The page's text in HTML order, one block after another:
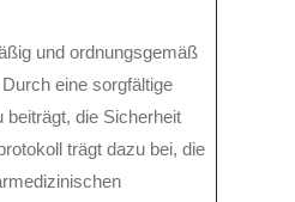
und ordnungsgemäß
eine sorgfältige
die Sicherheit
trägt dazu bei, die